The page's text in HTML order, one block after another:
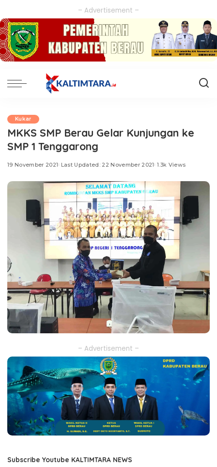
– Advertisement –
Kukar
MKKS SMP Berau Gelar Kunjungan ke
SMP 1 Tenggarong
19 November 2021 Last Updated: 22 November 2021 1.3k Views
– Advertisement –
Subscribe Youtube KALTIMTARA NEWS